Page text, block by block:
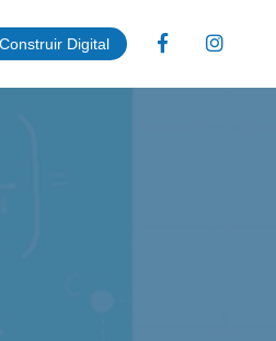
Construir Digital